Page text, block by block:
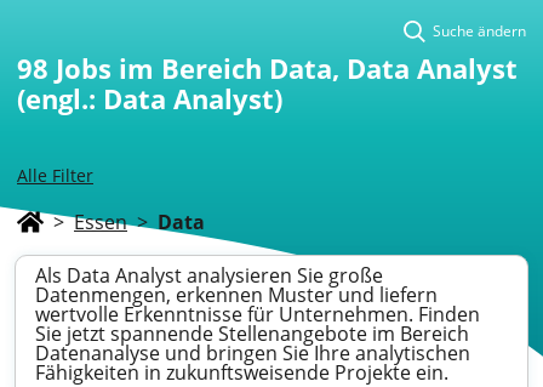
Alle Filter
Suche ändern
98 Jobs im Bereich Data, Data Analyst
(engl.: Data Analyst)
> Essen > Data
Als Data Analyst analysieren Sie große
Datenmengen, erkennen Muster und liefern
wertvolle Erkenntnisse für Unternehmen. Finden
Sie jetzt spannende Stellenangebote im Bereich
Datenanalyse und bringen Sie Ihre analytischen
Fähigkeiten in zukunftsweisende Projekte ein.